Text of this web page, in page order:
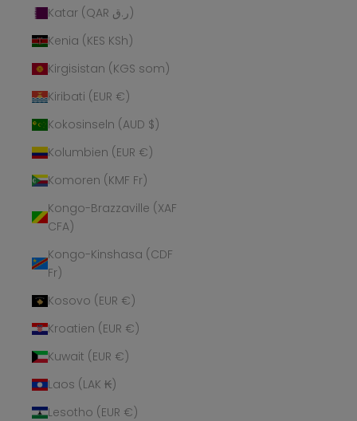
Katar (QAR ر.ق)
Kenia (KES KSh)
Kirgisistan (KGS som)
Kiribati (EUR €)
Kokosinseln (AUD $)
Kolumbien (EUR €)
Komoren (KMF Fr)
Kongo-Brazzaville (XAF
CFA)
Kongo-Kinshasa (CDF
Fr)
Kosovo (EUR €)
Kroatien (EUR €)
Kuwait (EUR €)
Laos (LAK ₭)
Lesotho (EUR €)